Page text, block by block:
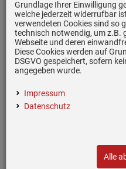
Einloggen und Bewertung
Grundlage Ihrer Einwilligung
welche jederzeit widerrufbar
verwendeten Cookies sind so
technisch notwendig, um z.B.
Webseite und deren
Diese Cookies werden auf
DSGVO gespeichert, sofern
angegeben wurde.
Impressum
Datenschutz
Alle